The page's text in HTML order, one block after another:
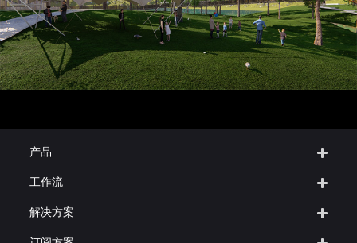
产品
工作流
解决方案